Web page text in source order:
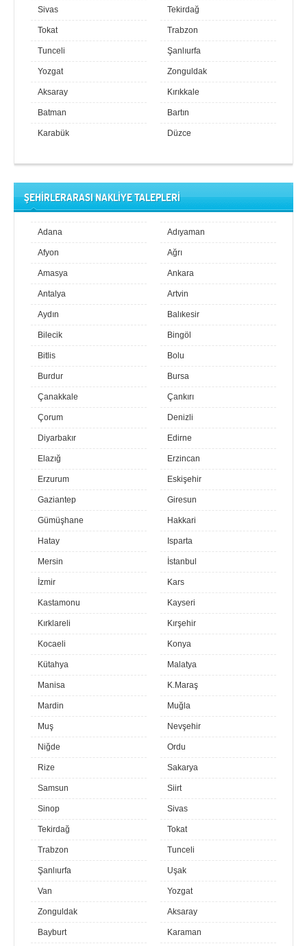
Sivas Tekirdağ
Tokat Trabzon
Tunceli Şanlıurfa
Yozgat Zonguldak
Aksaray Kırıkkale
Batman Bartın
Karabük Düzce
ŞEHİRLERARASI NAKLİYE TALEPLERİ
Adana Adıyaman
Afyon Ağrı
Amasya Ankara
Antalya Artvin
Aydın Balıkesir
Bilecik Bingöl
Bitlis Bolu
Burdur Bursa
Çanakkale Çankırı
Çorum Denizli
Diyarbakır Edirne
Elazığ Erzincan
Erzurum Eskişehir
Gaziantep Giresun
Gümüşhane Hakkari
Hatay Isparta
Mersin İstanbul
İzmir Kars
Kastamonu Kayseri
Kırklareli Kırşehir
Kocaeli Konya
Kütahya Malatya
Manisa K.Maraş
Mardin Muğla
Muş Nevşehir
Niğde Ordu
Rize Sakarya
Samsun Siirt
Sinop Sivas
Tekirdağ Tokat
Trabzon Tunceli
Şanlıurfa Uşak
Van Yozgat
Zonguldak Aksaray
Bayburt Karaman